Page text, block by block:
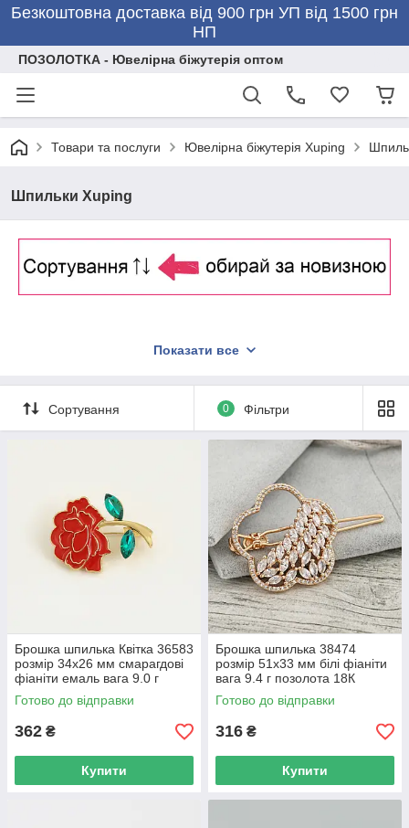
Безкоштовна доставка від 900 грн УП від 1500 грн
НП
ПОЗОЛОТКА - Ювелірна біжутерія оптом
Товари та послуги Ювелірна біжутерія Xuping
Шпильки Xuping
Показати все
Сортування 0 Фільтри
Брошка шпилька Квітка 36583
розмір 34х26 мм смарагдові
фіаніти емаль вага 9.0 г
позолота 18К
Готово до відправки
362 ₴
Купити
Брошка шпилька 38474
розмір 51х33 мм білі фіаніти
вага 9.4 г позолота 18К
Готово до відправки
316 ₴
Купити